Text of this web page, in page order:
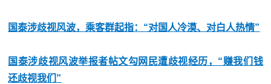
国泰涉歧视风波，乘客群起指：“对国人冷漠、对白人热情”
国泰涉歧视风波举报者帖文勾网民遭歧视经历，“赚我们钱
还歧视我们”